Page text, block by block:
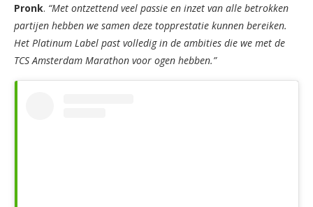
Pronk. “Met ontzettend veel passie en inzet van alle betrokken
partijen hebben we samen deze topprestatie kunnen bereiken.
Het Platinum Label past volledig in de ambities die we met de
TCS Amsterdam Marathon voor ogen hebben.”